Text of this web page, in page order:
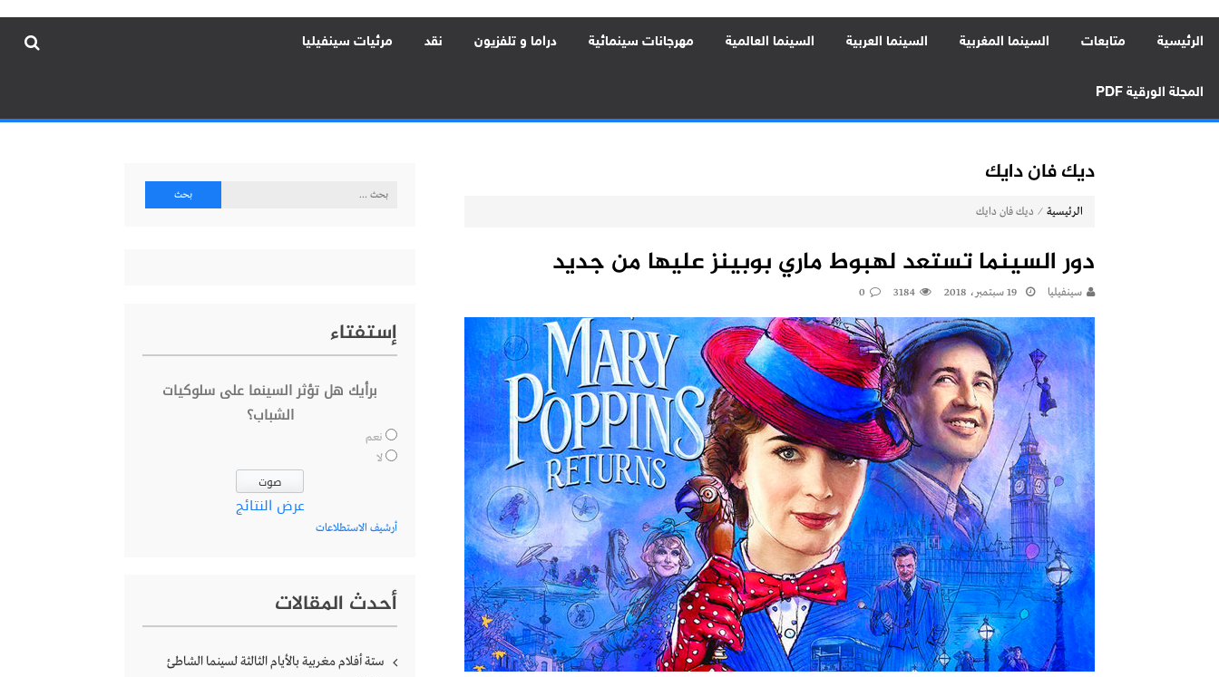
الرئيسية متابعات السينما المغربية السينما العربية السينما العالمية مهرجانات سينمائية دراما و تلفزيون نقد مرئيات سينفيليا
المجلة الورقية PDF
ديك فان دايك
الرئيسية ⁄ ديك فان دايك
دور السينما تستعد لهبوط ماري بوبينز عليها من جديد
سينفيليا 19 سبتمبر، 2018 3184
0
البحث
إستفتاء
برأيك هل تؤثر السينما على سلوكيات
الشباب؟
نعم
لا
عرض النتائج
أرشيف الاستطلاعات
أحدث المقالات
ستة أفلام مغربية بالأيام الثالثة لسينما الشاطئ